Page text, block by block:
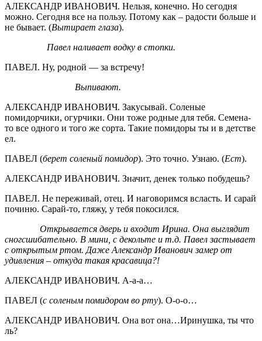
АЛЕКСАНДР ИВАНОВИЧ. Нельзя, конечно. Но сегодня
можно. Сегодня все на пользу. Потому как – радости больше и
не бывает. (Вытирает глаза).
Павел наливает водку в стопки.
ПАВЕЛ. Ну, родной — за встречу!
Выпивают.
АЛЕКСАНДР ИВАНОВИЧ. Закусывай. Соленые
помидорчики, огурчики. Они тоже родные для тебя. Семена-
то все одного и того же сорта. Такие помидоры ты и в детстве
ел.
ПАВЕЛ (берет соленый помидор). Это точно. Узнаю. (Ест).
АЛЕКСАНДР ИВАНОВИЧ. Значит, денек только побудешь?
ПАВЕЛ. Не переживай, отец. И наговоримся всласть. И сарай
починю. Сарай-то, гляжу, у тебя покосился.
Открывается дверь и входит Ирина. Она выглядит
сногсшибательно. В мини, с декольте и т.д. Павел застывает
с открытым ртом. Даже Александр Иванович замер от
удивления – откуда такая красавица?!
АЛЕКСАНДР ИВАНОВИЧ. А-а-а…
ПАВЕЛ (с соленым помидором во рту). О-о-о…
АЛЕКСАНДР ИВАНОВИЧ. Она вот она…Иринушка, ты что
ль?